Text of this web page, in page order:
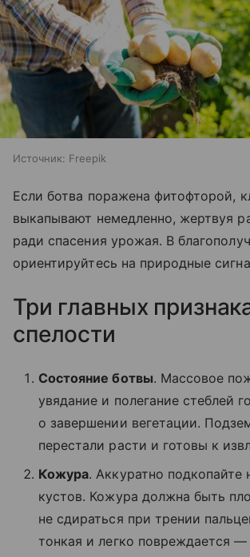
Источник: Freepik
Если ботва поражена фитофторой,
выкапывают немедленно, жертвуя
ради спасения урожая. В
ориентируйтесь на природные
Три главных
спелости
Состояние ботвы. Массовое
увядание и полегание стеблей
о завершении вегетации.
перестали расти и готовы к
Кожура. Аккуратно подкопайте
кустов. Кожура должна быть
не сдираться при трении
тонкая и легко повреждается —